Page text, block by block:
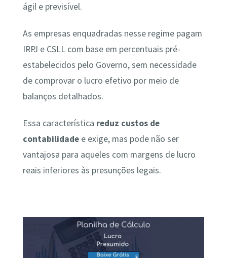
ágil e previsível.
As empresas enquadradas nesse regime pagam
IRPJ e CSLL com base em percentuais pré-
estabelecidos pelo Governo, sem necessidade
de comprovar o lucro efetivo por meio de
balanços detalhados.
Essa característica reduz custos de
contabilidadee exige, mas pode não ser
vantajosa para aqueles com margens de lucro
reais inferiores às presunções legais.